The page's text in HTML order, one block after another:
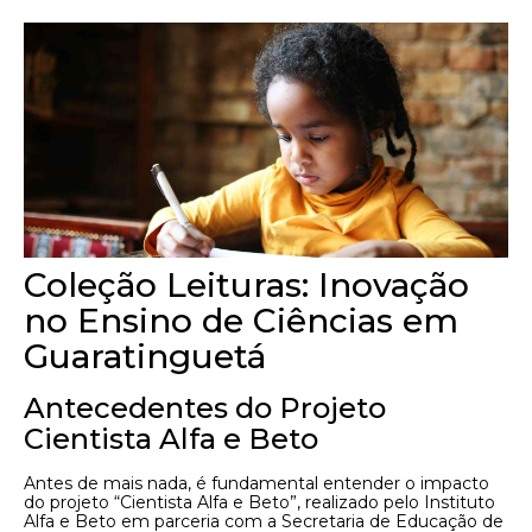
Coleção Leituras: Inovação
no Ensino de Ciências em
Guaratinguetá
Antecedentes do Projeto
Cientista Alfa e Beto
Antes de mais nada, é fundamental entender o impacto
do projeto “Cientista Alfa e Beto”, realizado pelo Instituto
Alfa e Beto em parceria com a Secretaria de Educação de